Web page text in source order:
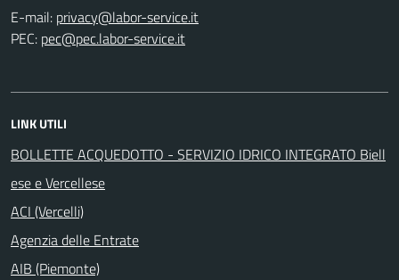
E-mail:
PEC:
LINK UTILI
BOLLETTE ACQUEDOTTO - SERVIZIO IDRICO INTEGRATO Biell
ese e Vercellese
ACI (Vercelli)
Agenzia delle Entrate
AIB (Piemonte)